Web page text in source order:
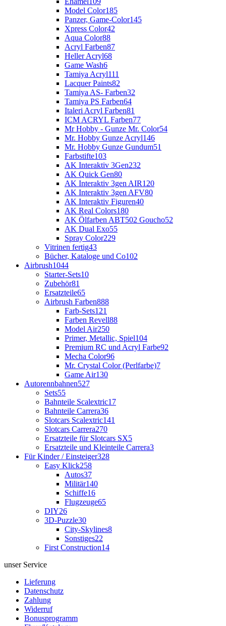
Model Color185
Panzer, Game-Color145
Xpress Color42
Aqua Color88
Acryl Farben87
Heller Acryl68
Game Wash6
Tamiya Acryl111
Lacquer Paints82
Tamiya AS- Farben32
Tamiya PS Farben64
Italeri Acryl Farben81
ICM ACRYL Farben77
Mr Hobby - Gunze Mr. Color54
Mr. Hobby Gunze Acryl146
Mr. Hobby Gunze Gundum51
Farbstifte103
AK Interaktiv 3Gen232
AK Quick Gen80
AK Interaktiv 3gen AIR120
AK Interaktiv 3gen AFV80
AK Interaktiv Figuren40
AK Real Colors180
AK Ölfarben ABT502 Goucho52
AK Dual Exo55
Spray Color229
Vitrinen fertig43
Bücher, Kataloge und Co102
Airbrush1044
Starter-Sets10
Zubehör81
Ersatzteile65
Airbrush Farben888
Farb-Sets121
Farben Revell88
Model Air250
Primer, Metallic, Spiel104
Premium RC und Acryl Farbe92
Mecha Color96
Mr. Crystal Color (Perlfarbe)7
Game Air130
Autorennbahnen527
Sets55
Bahnteile Scalextric17
Bahnteile Carrera36
Slotcars Scalextric141
Slotcars Carrera270
Ersatzteile für Slotcars SX5
Ersatzteile und Kleinteile Carrera3
Für Kinder / Einsteiger328
Easy Klick258
Autos37
Militär140
Schiffe16
Flugzeuge65
DIY26
3D-Puzzle30
City-Skylines8
Sonstiges22
First Construction14
unser Service
Lieferung
Datenschutz
Zahlung
Widerruf
Bonusprogramm